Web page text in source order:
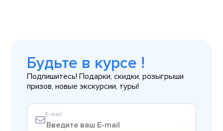
Будьте в курсе !
Подпишитесь! Подарки, скидки, розыгрыши
призов, новые экскурсии, туры!
E-mail